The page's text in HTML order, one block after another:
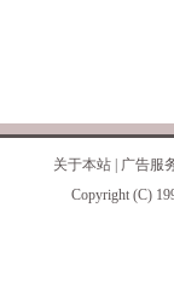
关于本站
广告服
Copyright (C)